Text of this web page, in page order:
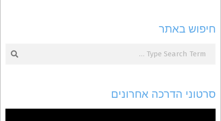
חיפוש באתר
סרטוני הדרכה אחרונים